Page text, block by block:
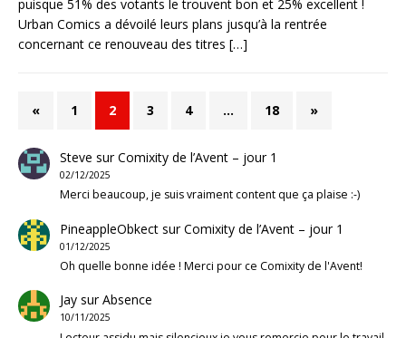
puisque 51% des votants le trouvent bon et 25% excellent !
Urban Comics a dévoilé leurs plans jusqu’à la rentrée
concernant ce renouveau des titres […]
« 1 2 3 4 … 18 »
Steve surComixity de l’Avent – jour 1
02/12/2025
Merci beaucoup, je suis vraiment content que ça plaise :-)
PineappleObkectsurComixity de l’Avent – jour 1
01/12/2025
Oh quelle bonne idée ! Merci pour ce Comixity de l'Avent!
JaysurAbsence
10/11/2025